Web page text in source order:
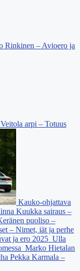
Rinkinen – Avioero ja
arpi – Totuus
Kauko-ohjattava
Kuukka sairaus –
puoliso –
– Nimet, iät ja perhe
ja ero 2025 Ulla
Marko Hietalan
Pekka Karmala –